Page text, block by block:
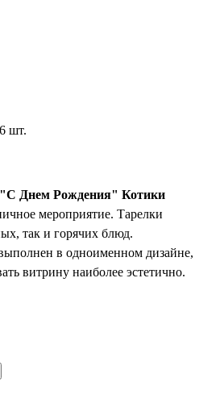
шт.
Днем Рождения" Котики
мероприятие. Тарелки
так и горячих блюд.
в одноименном дизайне,
витрину наиболее эстетично.